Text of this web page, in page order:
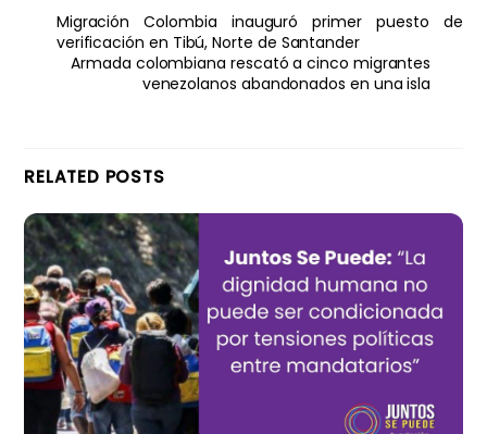
Migración Colombia inauguró primer puesto de
verificación en Tibú, Norte de Santander
Armada colombiana rescató a cinco migrantes
venezolanos abandonados en una isla
RELATED POSTS